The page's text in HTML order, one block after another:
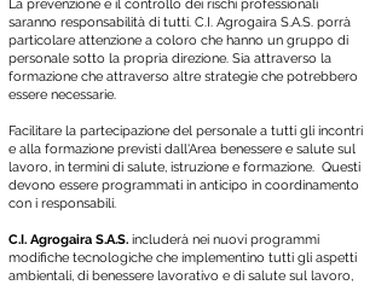
La prevenzione e il controllo dei rischi professionali
saranno responsabilità di tutti. C.I. Agrogaira S.A.S. porrà
particolare attenzione a coloro che hanno un gruppo di
personale sotto la propria direzione. Sia attraverso la
formazione che attraverso altre strategie che potrebbero
essere necessarie.
Facilitare la partecipazione del personale a tutti gli incontri
e alla formazione previsti dall'Area benessere e salute sul
lavoro, in termini di salute, istruzione e formazione. Questi
devono essere programmati in anticipo in coordinamento
con i responsabili.
C.I. Agrogaira S.A.S. includerà nei nuovi programmi
modifiche tecnologiche che implementino tutti gli aspetti
ambientali, di benessere lavorativo e di salute sul lavoro,